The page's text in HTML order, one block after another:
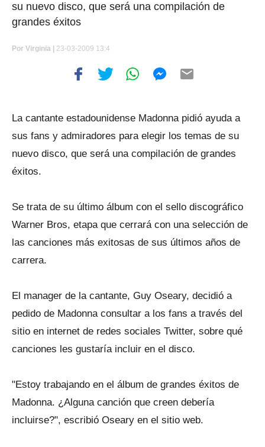
su nuevo disco, que será una compilación de
grandes éxitos
Por Virginia | 23-03-2009 13:4
La cantante estadounidense Madonna pidió ayuda a
sus fans y admiradores para elegir los temas de su
nuevo disco, que será una compilación de grandes
éxitos.
Se trata de su último álbum con el sello discográfico
Warner Bros, etapa que cerrará con una selección de
las canciones más exitosas de sus últimos años de
carrera.
El manager de la cantante, Guy Oseary, decidió a
pedido de Madonna consultar a los fans a través del
sitio en internet de redes sociales Twitter, sobre qué
canciones les gustaría incluir en el disco.
"Estoy trabajando en el álbum de grandes éxitos de
Madonna. ¿Alguna canción que creen debería
incluirse?", escribió Oseary en el sitio web.